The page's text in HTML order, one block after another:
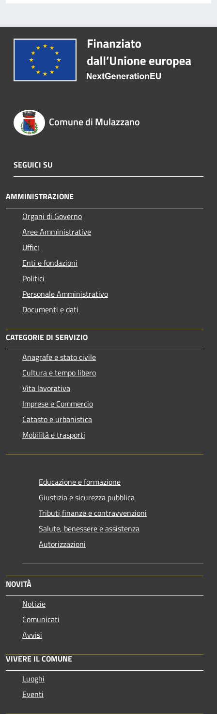
Comune di Mulazzano
SEGUICI SU
AMMINISTRAZIONE
Organi di Governo
Aree Amministrative
Uffici
Enti e fondazioni
Politici
Personale Amministrativo
Documenti e dati
CATEGORIE DI SERVIZIO
Anagrafe e stato civile
Cultura e tempo libero
Vita lavorativa
Imprese e Commercio
Catasto e urbanistica
Mobilità e trasporti
Educazione e formazione
Giustizia e sicurezza pubblica
Tributi,finanze e contravvenzioni
Salute, benessere e assistenza
Autorizzazioni
NOVITÀ
Notizie
Comunicati
Avvisi
VIVERE IL COMUNE
Luoghi
Eventi